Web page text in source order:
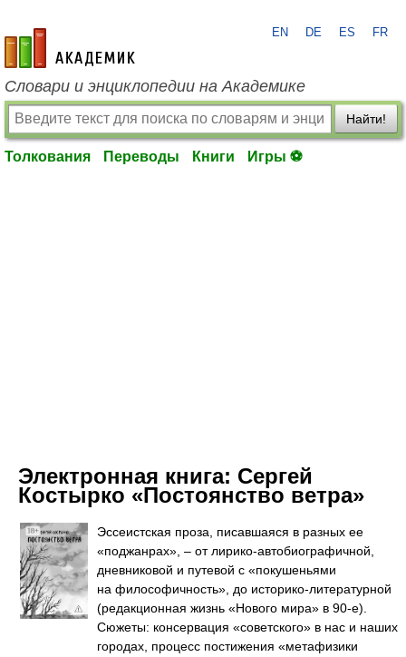
academic.ru
EN DE ES FR
Словари и энциклопедии на Академике
Найти!
Толкования Переводы Книги Игры ⚽
Электронная книга: Сергей
Костырко «Постоянство ветра»
Эссеистская проза, писавшаяся в разных ее
«поджанрах», – от лирико-автобиографичной,
дневниковой и путевой с «покушеньями
на философичность», до историко-литературной
(редакционная жизнь «Нового мира» в 90-е).
Сюжеты: консервация «советского» в нас и наших
городах, процесс постижения «метафизики